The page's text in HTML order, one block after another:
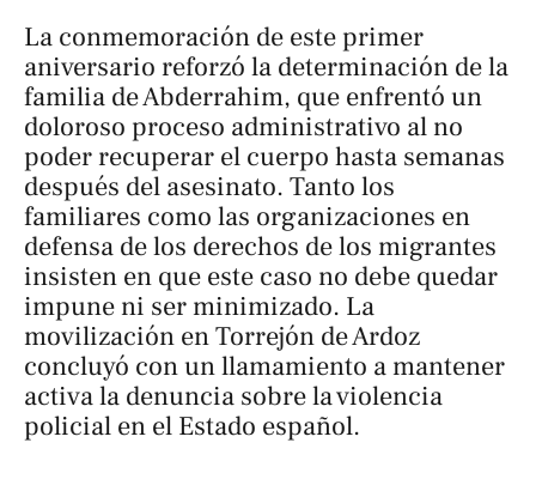
La conmemoración de este primer
aniversario reforzó la determinación de la
familia de Abderrahim, que enfrentó un
doloroso proceso administrativo al no
poder recuperar el cuerpo hasta semanas
después del asesinato. Tanto los
familiares como las organizaciones en
defensa de los derechos de los migrantes
insisten en que este caso no debe quedar
impune ni ser minimizado. La
movilización en Torrejón de Ardoz
concluyó con un llamamiento a mantener
activa la denuncia sobre la violencia
policial en el Estado español.